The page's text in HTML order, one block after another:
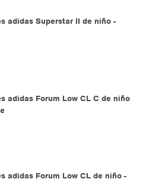
adidas Superstar II de niño -
adidas Forum Low CL C de niño
adidas Forum Low CL de niño -